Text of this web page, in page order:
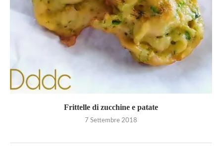
Frittelle di zucchine e patate
7 Settembre 2018